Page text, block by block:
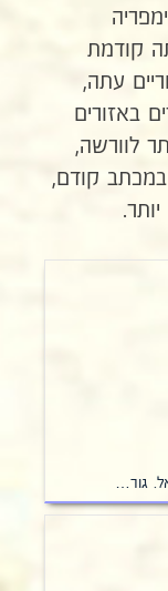
קודמת
עתה,
באזורים
לוורשה,
קודם,